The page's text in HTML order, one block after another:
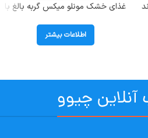
غذای خشک مونلو میکس گربه بالغ با
Mix) وزن 1 کیلوگرم (بسته بندی
اصلی)
اطلاعات بیشتر
چیوو